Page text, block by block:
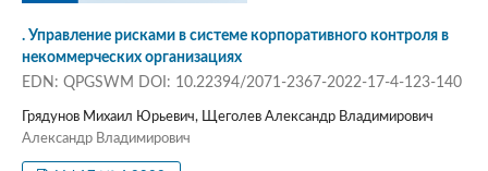
. Управление рисками в системе корпоративного контроля в
некоммерческих организациях
EDN: QPGSWM DOI: 10.22394/2071-2367-2022-17-4-123-140
Грядунов Михаил Юрьевич, Щеголев Александр Владимирович
Александр Владимирович